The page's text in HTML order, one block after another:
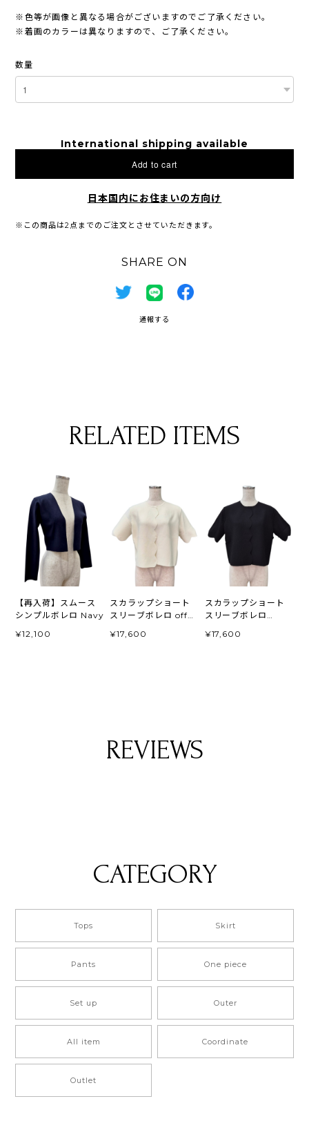
※色等が画像と異なる場合がございますのでご了承ください。
※着画のカラーは異なりますので、ご了承ください。
数量
International shipping available
Add to cart
日本国内にお住まいの方向け
※この商品は2点までのご注文とさせていただきます。
SHARE ON
通報する
RELATED ITEMS
【再入荷】スムース
シンプルボレロ Navy
¥12,100
スカラップショート
スリーブボレロ off
¥17,600
スカラップショート
スリーブボレロ
¥17,600
REVIEWS
CATEGORY
Tops Skirt
Pants One piece
Set up Outer
All item Coordinate
Outlet